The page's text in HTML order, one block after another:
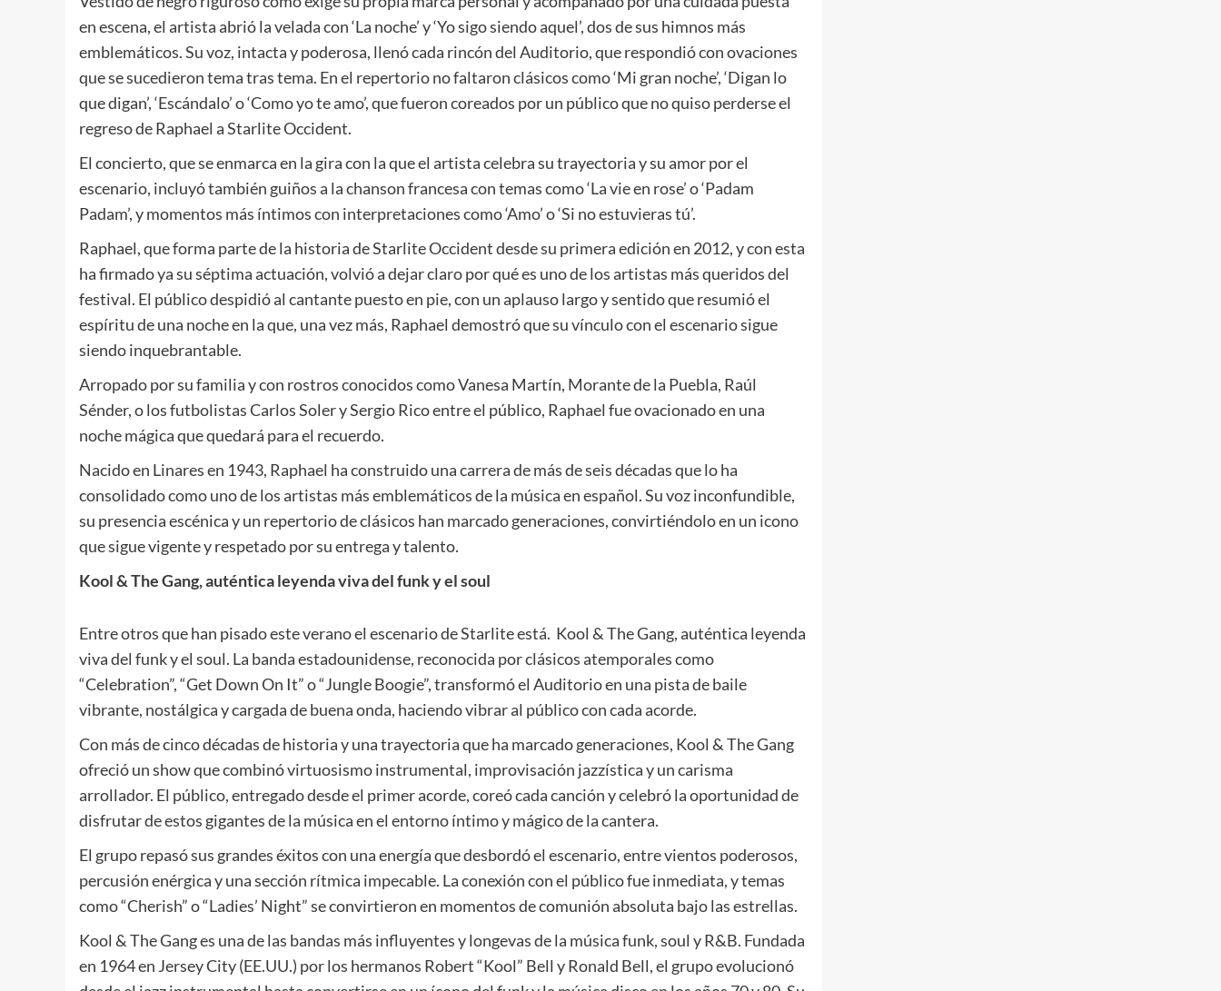
en escena, el artista abrió la velada con ‘La noche’ y ‘Yo sigo siendo aquel’, dos de sus himnos más
emblemáticos. Su voz, intacta y poderosa, llenó cada rincón del Auditorio, que respondió con ovaciones
que se sucedieron tema tras tema. En el repertorio no faltaron clásicos como ‘Mi gran noche’, ‘Digan lo
que digan’, ‘Escándalo’ o ‘Como yo te amo’, que fueron coreados por un público que no quiso perderse el
regreso de Raphael a Starlite Occident.
El concierto, que se enmarca en la gira con la que el artista celebra su trayectoria y su amor por el
escenario, incluyó también guiños a la chanson francesa con temas como ‘La vie en rose’ o ‘Padam
Padam’, y momentos más íntimos con interpretaciones como ‘Amo’ o ‘Si no estuvieras tú’.
Raphael, que forma parte de la historia de Starlite Occident desde su primera edición en 2012, y con esta
ha firmado ya su séptima actuación, volvió a dejar claro por qué es uno de los artistas más queridos del
festival. El público despidió al cantante puesto en pie, con un aplauso largo y sentido que resumió el
espíritu de una noche en la que, una vez más, Raphael demostró que su vínculo con el escenario sigue
siendo inquebrantable.
Arropado por su familia y con rostros conocidos como Vanesa Martín, Morante de la Puebla, Raúl
Sénder, o los futbolistas Carlos Soler y Sergio Rico entre el público, Raphael fue ovacionado en una
noche mágica que quedará para el recuerdo.
Nacido en Linares en 1943, Raphael ha construido una carrera de más de seis décadas que lo ha
consolidado como uno de los artistas más emblemáticos de la música en español. Su voz inconfundible,
su presencia escénica y un repertorio de clásicos han marcado generaciones, convirtiéndolo en un icono
que sigue vigente y respetado por su entrega y talento.
Kool & The Gang, auténtica leyenda viva del funk y el soul
Entre otros que han pisado este verano el escenario de Starlite está. Kool & The Gang, auténtica leyenda
viva del funk y el soul. La banda estadounidense, reconocida por clásicos atemporales como
“Celebration”, “Get Down On It” o “Jungle Boogie”, transformó el Auditorio en una pista de baile
vibrante, nostálgica y cargada de buena onda, haciendo vibrar al público con cada acorde.
Con más de cinco décadas de historia y una trayectoria que ha marcado generaciones, Kool & The Gang
ofreció un show que combinó virtuosismo instrumental, improvisación jazzística y un carisma
arrollador. El público, entregado desde el primer acorde, coreó cada canción y celebró la oportunidad de
disfrutar de estos gigantes de la música en el entorno íntimo y mágico de la cantera.
El grupo repasó sus grandes éxitos con una energía que desbordó el escenario, entre vientos poderosos,
percusión enérgica y una sección rítmica impecable. La conexión con el público fue inmediata, y temas
como “Cherish” o “Ladies’ Night” se convirtieron en momentos de comunión absoluta bajo las estrellas.
Kool & The Gang es una de las bandas más influyentes y longevas de la música funk, soul y R&B. Fundada
en 1964 en Jersey City (EE.UU.) por los hermanos Robert “Kool” Bell y Ronald Bell, el grupo evolucionó